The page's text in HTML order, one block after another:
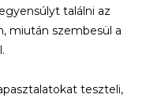
találni az
miután szembesül a
teszteli,